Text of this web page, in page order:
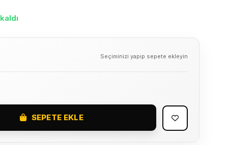
Seçiminizi yapıp sepete ekleyin
SEPETE EKLE